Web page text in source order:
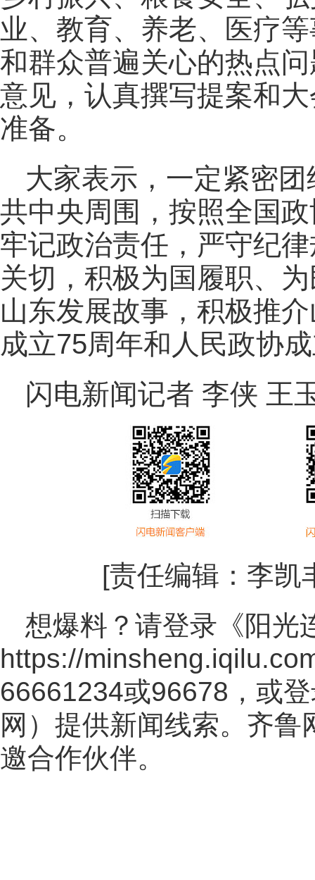
业、教育、养老、医疗
和群众普遍关心的热点
意见，认真撰写提案和
准备。
大家表示，一定紧密
共中央周围，按照全国
牢记政治责任，严守纪
关切，积极为国履职、
山东发展故事，积极推
成立75周年和人民政协
闪电新闻记者 李侠 王
[责任编辑： 李凯
想爆料？请登录《阳光
https://
66661234或96678，或
网 ）提供新闻线索。齐鲁
邀合作伙伴。